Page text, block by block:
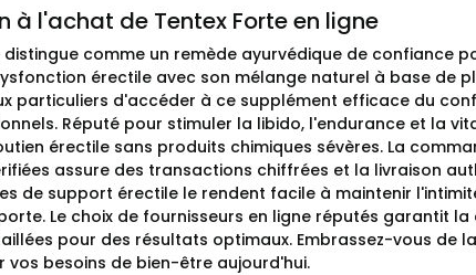
à l'achat de Tentex Forte en ligne
distingue comme un remède ayurvédique de confiance
érectile avec son mélange naturel à base de
particuliers d'accéder à ce supplément efficace du
Réputé pour stimuler la libido, l'endurance et la
érectile sans produits chimiques sévères. La
assure des transactions chiffrées et la livraison
de support érectile le rendent facile à maintenir
Le choix de fournisseurs en ligne réputés garantit
pour des résultats optimaux. Embrassez-vous de
vos besoins de bien-être aujourd'hui.